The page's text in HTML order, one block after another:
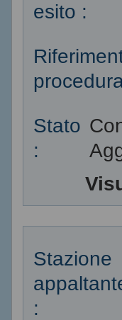
esito :
Stato
:
Stazione
: